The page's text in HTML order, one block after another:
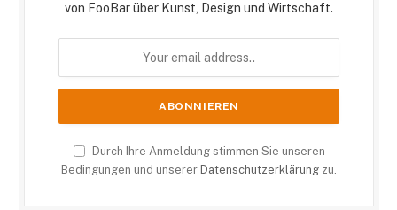
von FooBar über Kunst, Design und Wirtschaft.
Durch Ihre Anmeldung stimmen Sie unseren
Bedingungen und unserer Datenschutzerklärung zu.